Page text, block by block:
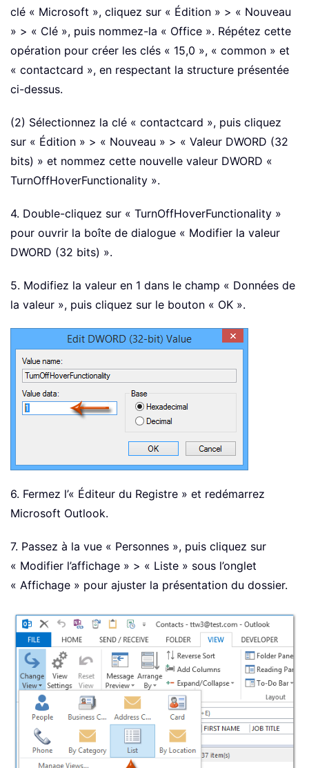
clé « Microsoft », cliquez sur « Édition » > « Nouveau
» > « Clé », puis nommez-la « Office ». Répétez cette
opération pour créer les clés « 15,0 », « common » et
« contactcard », en respectant la structure présentée
ci-dessus.
(2) Sélectionnez la clé « contactcard », puis cliquez
sur « Édition » > « Nouveau » > « Valeur DWORD (32
bits) » et nommez cette nouvelle valeur DWORD «
TurnOffHoverFunctionality ».
4. Double-cliquez sur « TurnOffHoverFunctionality »
pour ouvrir la boîte de dialogue « Modifier la valeur
DWORD (32 bits) ».
5. Modifiez la valeur en 1 dans le champ « Données de
la valeur », puis cliquez sur le bouton « OK ».
6. Fermez l’« Éditeur du Registre » et redémarrez
Microsoft Outlook.
7. Passez à la vue « Personnes », puis cliquez sur
« Modifier l’affichage » > « Liste » sous l’onglet
« Affichage » pour ajuster la présentation du dossier.